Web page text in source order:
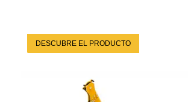
DESCUBRE EL PRODUCTO